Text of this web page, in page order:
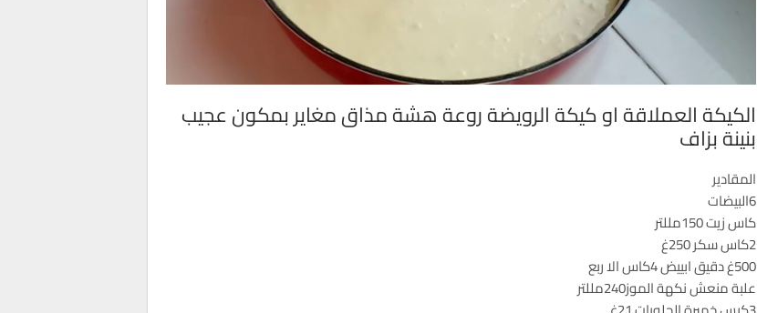
الكيكة العملاقة او كيكة الرويضة روعة هشة مذاق مغاير بمكون عجيب
بنينة بزاف
المقادير
6البيضات
كاس زيت 150مللتر
2كاس سكر 250غ
500غ دقيق ابييض 4كاس الا ربع
علبة منعش نكهة الموز240مللتر